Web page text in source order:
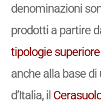
denominazioni
prodotti a partire
tipologie superiore
anche alla base
d’Italia, il